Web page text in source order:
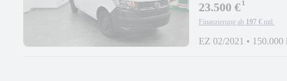
23.500 €¹
Finanzierung ab 197 € mtl.
EZ 02/2021 • 150.000